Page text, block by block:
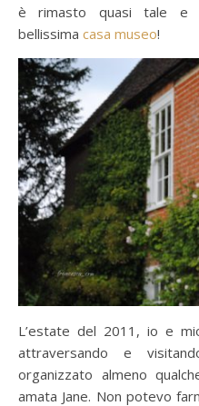
è rimasto quasi tale e
bellissima casa museo!
L’estate del 2011, io e
attraversando e
organizzato almeno
amata Jane. Non potevo